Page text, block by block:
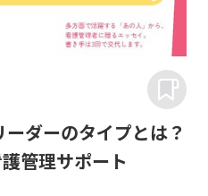
ダーのタイプとは？
管理サポート